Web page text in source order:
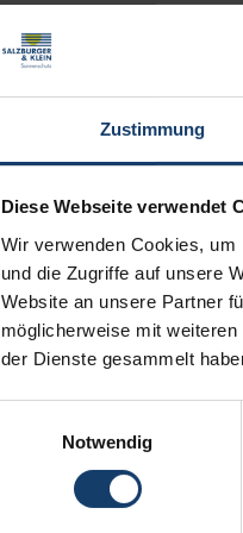
Zustimmung
Diese Webseite verwendet
Wir verwenden Cookies,
und die Zugriffe auf unsere
Website an unsere Partner
möglicherweise mit
der Dienste gesammelt
Notwendig